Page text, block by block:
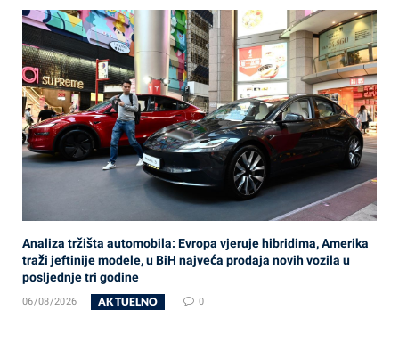
Analiza tržišta automobila: Evropa vjeruje hibridima, Amerika
traži jeftinije modele, u BiH najveća prodaja novih vozila u
posljednje tri godine
06/08/2026 AKTUELNO 0